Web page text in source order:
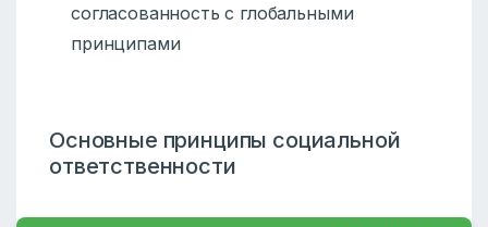
согласованность с глобальными
принципами
Основные принципы социальной
ответственности